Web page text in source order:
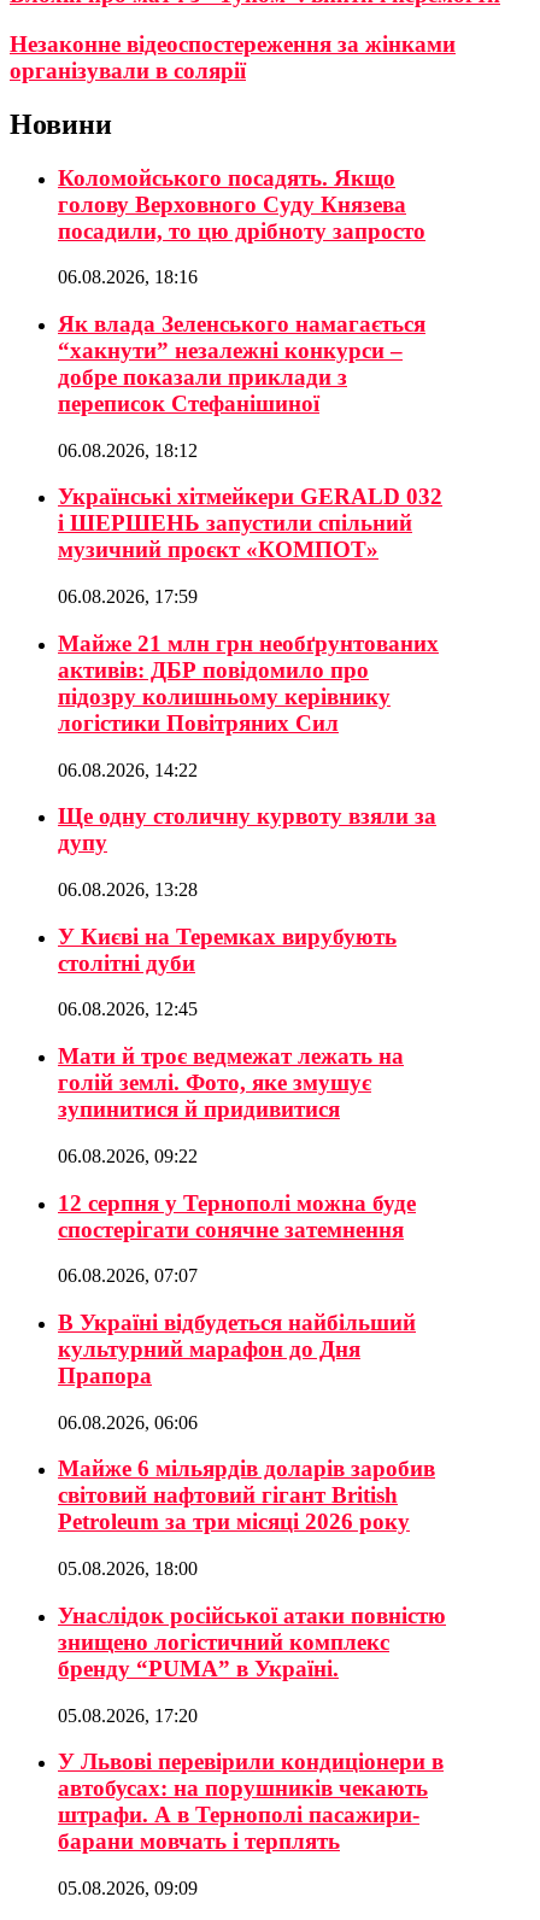
Незаконне відеоспостереження за жінками
організували в солярії
Новини
Коломойського посадять. Якщо
голову Верховного Суду Князева
посадили, то цю дрібноту запросто
06.08.2026, 18:16
Як влада Зеленського намагається
“хакнути” незалежні конкурси –
добре показали приклади з
переписок Стефанішиної
06.08.2026, 18:12
Українські хітмейкери GERALD 032
і ШЕРШЕНЬ запустили спільний
музичний проєкт «КОМПОТ»
06.08.2026, 17:59
Майже 21 млн грн необґрунтованих
активів: ДБР повідомило про
підозру колишньому керівнику
логістики Повітряних Сил
06.08.2026, 14:22
Ще одну столичну курвоту взяли за
дупу
06.08.2026, 13:28
У Києві на Теремках вирубують
столітні дуби
06.08.2026, 12:45
Мати й троє ведмежат лежать на
голій землі. Фото, яке змушує
зупинитися й придивитися
06.08.2026, 09:22
12 серпня у Тернополі можна буде
спостерігати сонячне затемнення
06.08.2026, 07:07
В Україні відбудеться найбільший
культурний марафон до Дня
Прапора
06.08.2026, 06:06
Майже 6 мільярдів доларів заробив
світовий нафтовий гігант British
Petroleum за три місяці 2026 року
05.08.2026, 18:00
Унаслідок російської атаки повністю
знищено логістичний комплекс
бренду “PUMA” в Україні.
05.08.2026, 17:20
У Львові перевірили кондиціонери в
автобусах: на порушників чекають
штрафи. А в Тернополі пасажири-
барани мовчать і терплять
05.08.2026, 09:09